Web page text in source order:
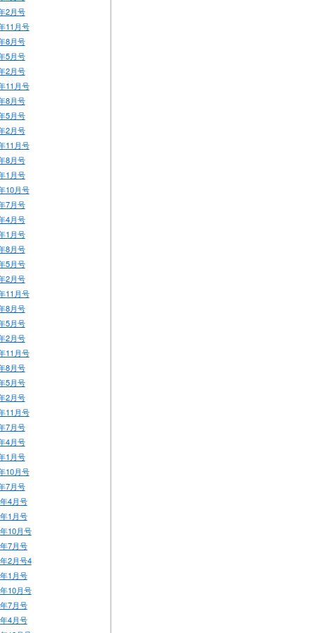
2月号
11月号
8月号
5月号
2月号
11月号
8月号
5月号
2月号
11月号
8月号
1月号
10月号
7月号
4月号
1月号
8月号
5月号
2月号
11月号
8月号
5月号
2月号
11月号
8月号
5月号
2月号
11月号
7月号
4月号
1月号
10月号
7月号
4月号
1月号
10月号
7月号
2月号4
1月号
10月号
7月号
4月号